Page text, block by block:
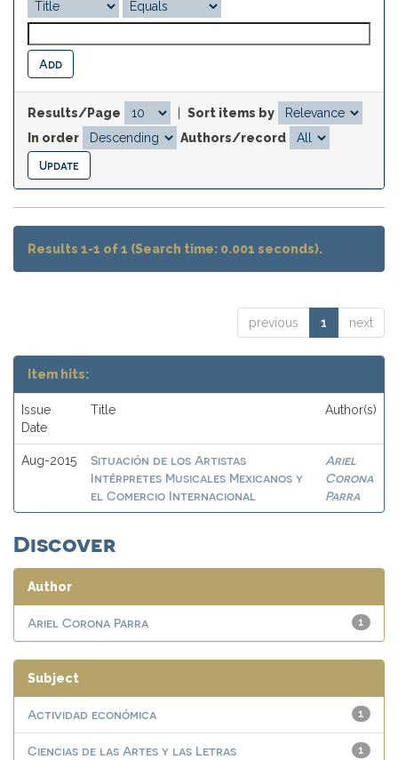
Results/Page
Sort items by
In order
Authors/record
Results 1-1 of 1 (Search time: 0.001 seconds).
previous 1 next
Item hits:
Issue
Date
Title Author(s)
Aug-2015
Situación de los Artistas
Intérpretes Musicales Mexicanos y
el Comercio Internacional
Ariel
Corona
Parra
Discover
Author
1
Ariel Corona Parra
Subject
1
Actividad económica
1
Ciencias de las Artes y las Letras